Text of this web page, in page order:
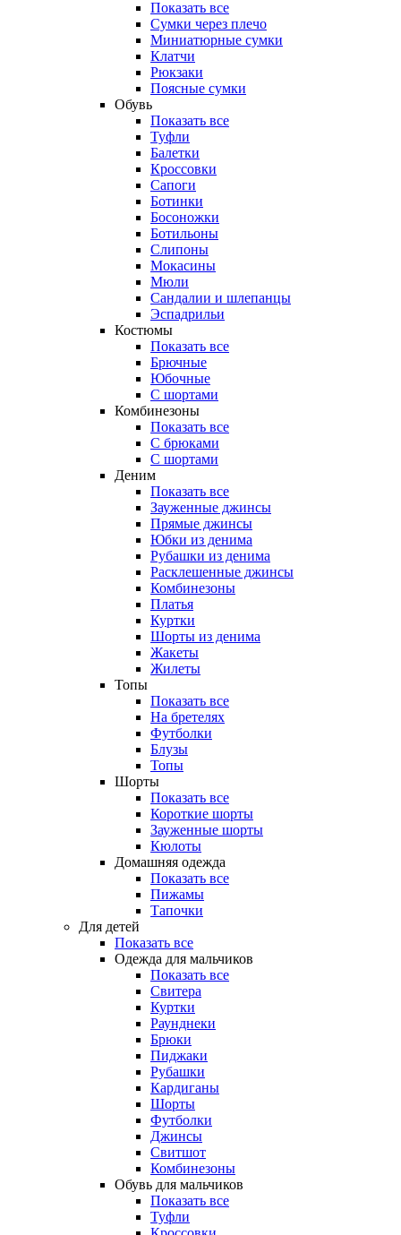
Показать все
Сумки через плечо
Миниатюрные cумки
Клатчи
Рюкзаки
Поясные сумки
Обувь
Показать все
Туфли
Балетки
Кроссовки
Сапоги
Ботинки
Босоножки
Ботильоны
Слипоны
Мокасины
Мюли
Сандалии и шлепанцы
Эспадрильи
Костюмы
Показать все
Брючные
Юбочные
С шортами
Комбинезоны
Показать все
С брюками
С шортами
Деним
Показать все
Зауженные джинсы
Прямые джинсы
Юбки из денима
Рубашки из денима
Расклешенные джинсы
Комбинезоны
Платья
Куртки
Шорты из денима
Жакеты
Жилеты
Топы
Показать все
На бретелях
Футболки
Блузы
Топы
Шорты
Показать все
Короткие шорты
Зауженные шорты
Кюлоты
Домашняя одежда
Показать все
Пижамы
Тапочки
Для детей
Показать все
Одежда для мальчиков
Показать все
Свитера
Куртки
Раунднеки
Брюки
Пиджаки
Рубашки
Кардиганы
Шорты
Футболки
Джинсы
Свитшот
Комбинезоны
Обувь для мальчиков
Показать все
Туфли